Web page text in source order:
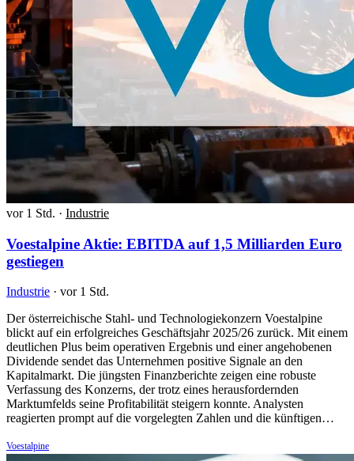
vor 1 Std. · Industrie
Voestalpine Aktie: EBITDA auf 1,5 Milliarden Euro
gestiegen
Industrie · vor 1 Std.
Der österreichische Stahl- und Technologiekonzern Voestalpine
blickt auf ein erfolgreiches Geschäftsjahr 2025/26 zurück. Mit einem
deutlichen Plus beim operativen Ergebnis und einer angehobenen
Dividende sendet das Unternehmen positive Signale an den
Kapitalmarkt. Die jüngsten Finanzberichte zeigen eine robuste
Verfassung des Konzerns, der trotz eines herausfordernden
Marktumfelds seine Profitabilität steigern konnte. Analysten
reagierten prompt auf die vorgelegten Zahlen und die künftigen…
Voestalpine